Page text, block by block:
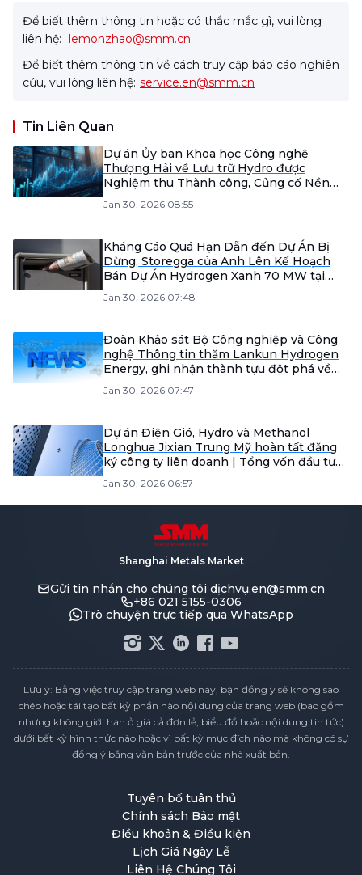
Để biết thêm thông tin hoặc có thắc mắc gì, vui lòng
liên hệ: lemonzhao@smm.cn
Để biết thêm thông tin về cách truy cập báo cáo nghiên
cứu, vui lòng liên hệ: service.en@smm.cn
Tin Liên Quan
Dự án Ủy ban Khoa học Công nghệ
Thượng Hải về Lưu trữ Hydro được
Nghiệm thu Thành công, Củng cố Nền
Hydrogen Feng Đạt được Bố cục Song
phương "Khí + Thể rắn".
Jan 30, 2026 08:55
Kháng Cáo Quá Hạn Dẫn đến Dự Án Bị
Dừng, Storegga của Anh Lên Kế Hoạch
Bán Dự Án Hydrogen Xanh 70 MW tại
Jan 30, 2026 07:48
Đoàn Khảo sát Bộ Công nghiệp và Công
nghệ Thông tin thăm Lankun Hydrogen
Energy, ghi nhận thành tựu đột phá về
không dùng hệ thống lưu trữ năng lượng.
Jan 30, 2026 07:47
Dự án Điện Gió, Hydro và Methanol
Longhua Jixian Trung Mỹ hoàn tất đăng
ký công ty liên doanh | Tổng vốn đầu tư
Jan 30, 2026 06:57
Shanghai Metals Market
Gửi tin nhắn cho chúng tôi dịchvụ.en@smm.cn
+86 021 5155-0306
Trò chuyện trực tiếp qua WhatsApp
Lưu ý: Bằng việc truy cập trang web này, bạn đồng ý sẽ không sao
chép hoặc tái tạo bất kỳ phần nào nội dung của trang web (bao gồm
nhưng không giới hạn ở giá cả đơn lẻ, biểu đồ hoặc nội dung tin tức)
dưới bất kỳ hình thức nào hoặc vì bất kỳ mục đích nào mà không có sự
đồng ý bằng văn bản trước của nhà xuất bản.
Tuyên bố tuân thủ
Chính sách Bảo mật
Điều khoản & Điều kiện
Lịch Giá Ngày Lễ
Liên Hệ Chúng Tôi